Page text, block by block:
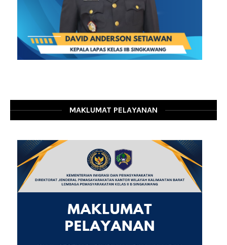
MAKLUMAT PELAYANAN